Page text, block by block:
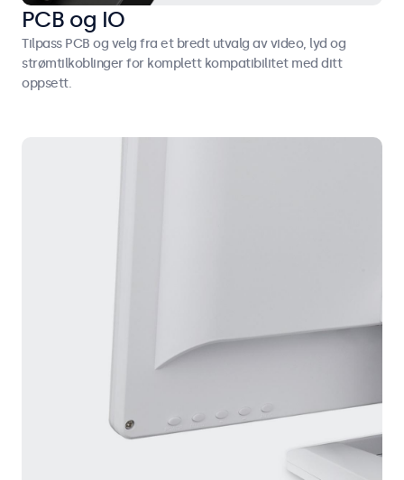
PCB og IO
Tilpass PCB og velg fra et bredt utvalg av video, lyd og
strømtilkoblinger for komplett kompatibilitet med ditt
oppsett.